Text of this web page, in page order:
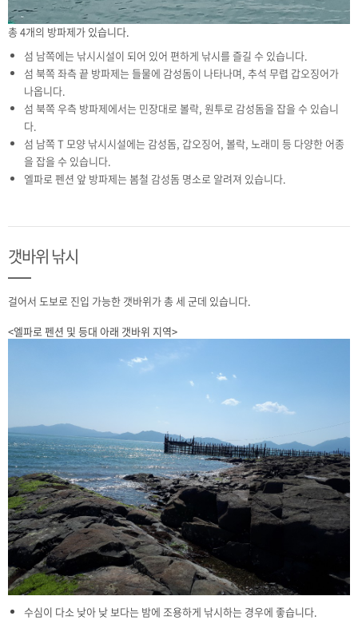
총 4개의 방파제가 있습니다.
섬 남쪽에는 낚시시설이 되어 있어 편하게 낚시를 즐길 수 있습니다.
섬 북쪽 좌측 끝 방파제는 들물에 감성돔이 나타나며, 추석 무렵 갑오징어가
나옵니다.
섬 북쪽 우측 방파제에서는 민장대로 볼락, 원투로 감성돔을 잡을 수 있습니
다.
섬 남쪽 T 모양 낚시시설에는 감성돔, 갑오징어, 볼락, 노래미 등 다양한 어종
을 잡을 수 있습니다.
엘파로 펜션 앞 방파제는 봄철 감성돔 명소로 알려져 있습니다.
갯바위 낚시
걸어서 도보로 진입 가능한 갯바위가 총 세 군데 있습니다.
<엘파로 펜션 및 등대 아래 갯바위 지역>
수심이 다소 낮아 낮 보다는 밤에 조용하게 낚시하는 경우에 좋습니다.